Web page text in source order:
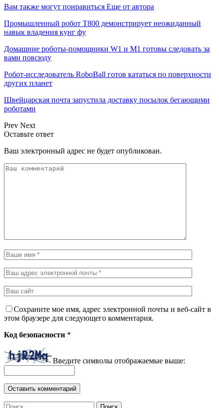
Вам также могут понравиться Еще от автора
Промышленный робот Т800 демонстрирует неожиданный
навык владения кунг фу
Домашние роботы-помощники W1 и M1 готовы следовать за
вами повсюду
Робот-исследователь RoboBall готов кататься по поверхности
других планет
Швейцарская почта запустила доставку посылок бегающими
роботами
Prev Next
Оставьте ответ
Ваш электронный адрес не будет опубликован.
Сохраните мое имя, адрес электронной почты и веб-сайт в
этом браузере для следующего комментария.
Код безопасности *
Введите символы отображаемые выше: